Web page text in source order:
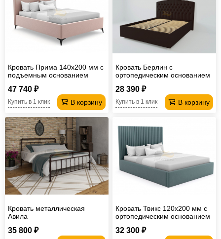
Кровать Прима 140х200 мм с
подъемным основанием
47 740 ₽
В корзину
Купить в 1 клик
Кровать Берлин с
ортопедическим основанием
28 390 ₽
В корзину
Купить в 1 клик
Кровать металлическая
Авила
35 800 ₽
Кровать Твикс 120х200 мм с
ортопедическим основанием
32 300 ₽